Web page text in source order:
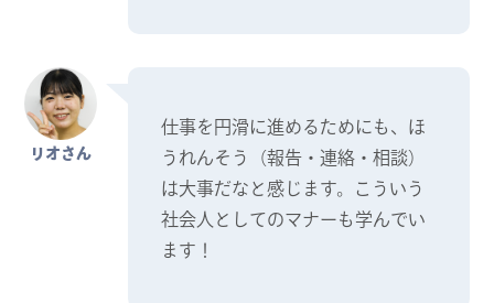
リオさん
仕事を円滑に進めるためにも、ほ
うれんそう（報告・連絡・相談）
は大事だなと感じます。こういう
社会人としてのマナーも学んでい
ます！